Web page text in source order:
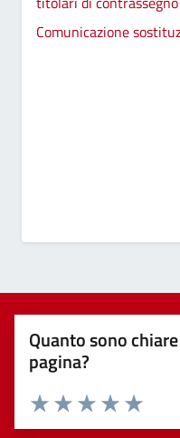
Comunicazione
Quanto sono
pagina?
Valuta 5
Valuta 4
Valuta 3 stelle
Valuta 2 stelle su 5
Valuta 1 stelle su 5